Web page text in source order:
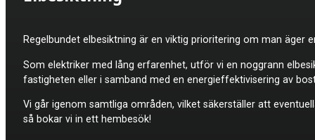
Regelbundet elbesiktning är en viktig prioritering om man
Som elektriker med lång erfarenhet, utför vi en noggrann
fastigheten eller i samband med en energieffektivisering av
Vi går igenom samtliga områden, vilket säkerställer att
så bokar vi in ett hembesök!